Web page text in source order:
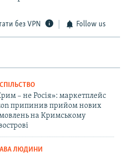
без VPN Follow us
– не Росія»: маркетплейс
припинив прийом нових
на Кримському
ЛЮДИНИ